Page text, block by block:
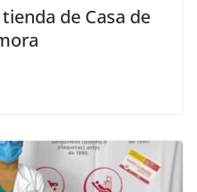
de Casa de